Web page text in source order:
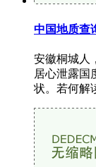
中国地质查
安徽桐城人
居心泄露国
状。若何解